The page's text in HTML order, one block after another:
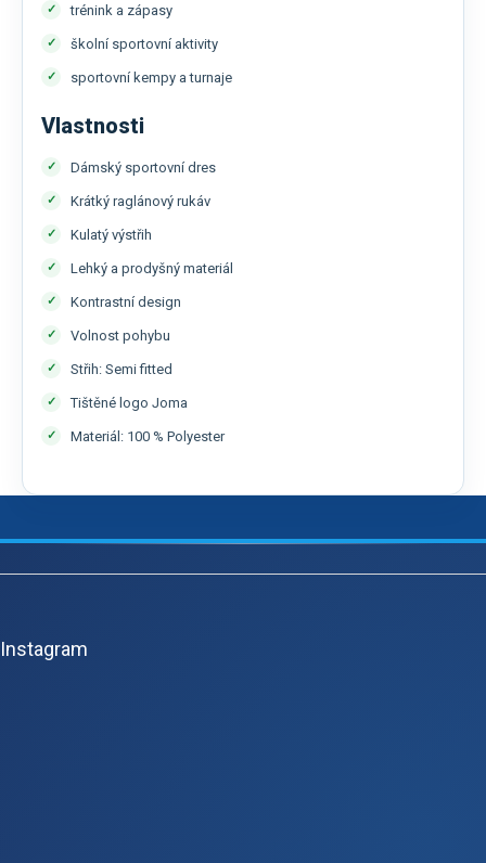
trénink a zápasy
školní sportovní aktivity
sportovní kempy a turnaje
Vlastnosti
Dámský sportovní dres
Krátký raglánový rukáv
Kulatý výstřih
Lehký a prodyšný materiál
Kontrastní design
Volnost pohybu
Střih: Semi fitted
Tištěné logo Joma
Materiál: 100 % Polyester
Z
Instagram